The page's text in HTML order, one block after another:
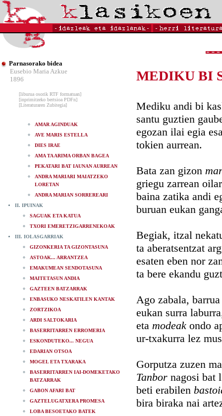
Parnasorako bidea
Eusebio Maria Azkue
1896
[liburua osorik RTF formatuan]
[inprimitzeko bertsioa PDFn]
[Literaturaren Zubitegia]
AMAR AGINDUAK
AVE MARIS ESTELLA
DIES IRAE
AMA TA ARIMA ORBAN BAGEA
PEKATARI BAT IAUNAN AURREAN
ANDRA MARIARI MAIATZEKO
LORETAN
ANDRA MARIAN SORREREARI
II. IPUINAK
SAGUAK ETA KATUA
TXORI EMERETZIGARRENEKOAK
III. IOLASGARRIAK
GIZONKERIA TA GIZONTASUNA
ASTOAK... ARRANTZEA
EMAKUMEAN SENDOTASUNA
MAITETASUN ANDIA
GAZTEEN BATZARRAK
ENBASUKO NESKATILEN KANTAK
ZORTZIKOA
ARDI SALTOKARIA
BASERRITARREN ERROMERIA
ESKONDUTEKO... NEGUA
EDARIAN OTSOA
MOGEL ETA TXARAKA
BASERRITARREN IAI-DOMEKETAKO
BATZARRAK
GABON AFARI BAT
GAZTELUGATXERA PROMESA
LOBA BESOETAKO BATEK
MEDIKU BI
Mediku andi bi
santu guztien
egozan ilai egia
tokien aurrean.
Bata zan gizon
griegu zarrean
baina zatika andi
buruan eukan
Begiak, itzal
ta aberatsentzat
esaten eben nor
ta bere ekandu
Ago zabala,
eukan surra
eta modeak ondo
ur-txakurra lez
Gorputza zuzen
Tanbor nagosi bat
beti erabilen
bira biraka nai